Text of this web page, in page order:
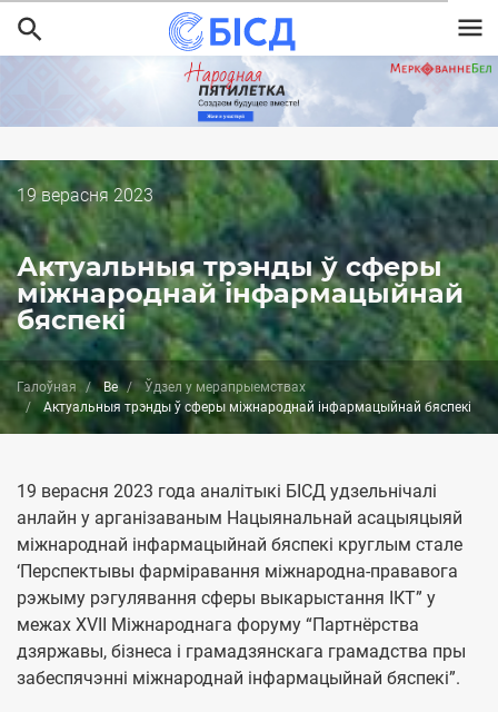
Перайсці
да
асноўнага
змесціва
Дата
публикации
19 верасня 2023
Актуальныя трэнды ў сферы
міжнароднай інфармацыйнай
бяспекі
Галоўная Be
Ўдзел у мерапрыемствах
Актуальныя трэнды ў сферы міжнароднай інфармацыйнай бяспекі
19 верасня 2023 года аналітыкі БІСД удзельнічалі
анлайн у арганізаваным Нацыянальнай асацыяцыяй
міжнароднай інфармацыйнай бяспекі круглым стале
‘Перспектывы фарміравання міжнародна-прававога
рэжыму рэгулявання сферы выкарыстання ІКТ” у
межах XVII Міжнароднага форуму “Партнёрства
дзяржавы, бізнеса і грамадзянскага грамадства пры
забеспячэнні міжнароднай інфармацыйнай бяспекі”.